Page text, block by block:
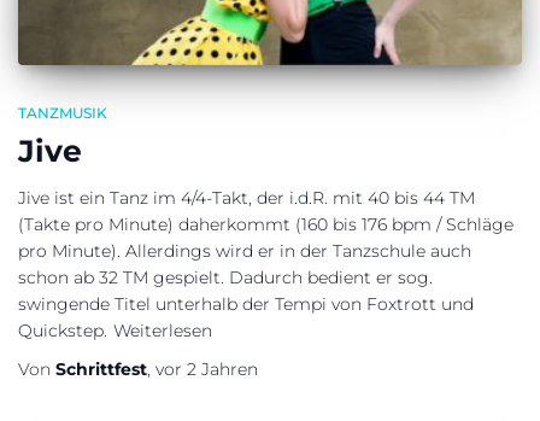
TANZMUSIK
Jive
Jive ist ein Tanz im 4/4-Takt, der i.d.R. mit 40 bis 44 TM
(Takte pro Minute) daherkommt (160 bis 176 bpm / Schläge
pro Minute). Allerdings wird er in der Tanzschule auch
schon ab 32 TM gespielt. Dadurch bedient er sog.
swingende Titel unterhalb der Tempi von Foxtrott und
Quickstep. Weiterlesen
Von Schrittfest, vor 2 Jahren